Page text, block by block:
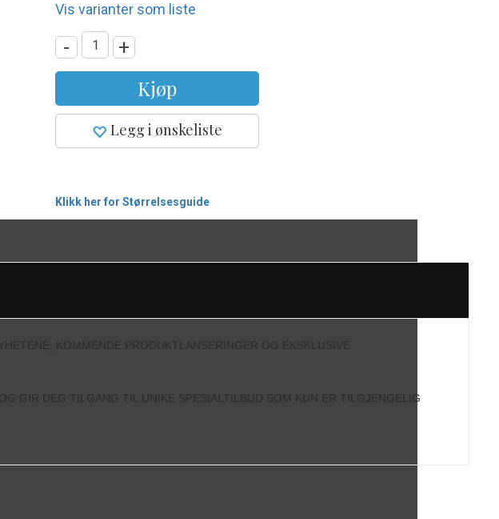
Vis varianter som liste
- +
Kjøp
Legg i ønskeliste
Klikk her for Størrelsesguide
KOMMENDE PRODUKTLANSERINGER OG EKSKLUSIVE
GIR DEG TILGANG TIL UNIKE SPESIALTILBUD SOM KUN ER TILGJENGELIG